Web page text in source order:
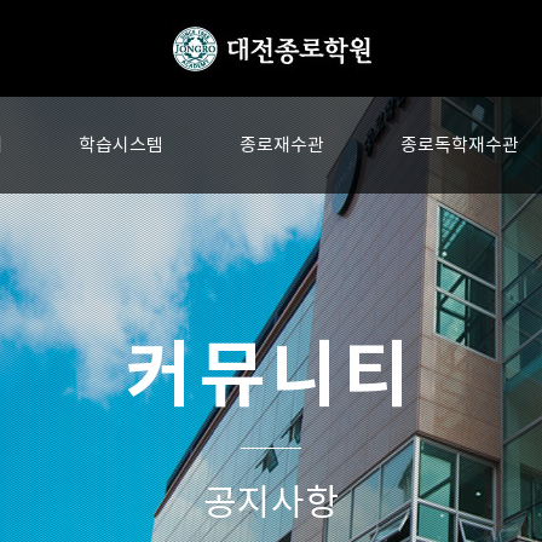
학습시스템 종로재수관 종로독학재수관
커뮤니티
공지사항